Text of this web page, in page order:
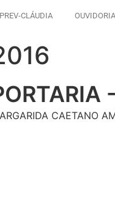
PREV-CLÁUDIA OUVIDORIA
CAETANO